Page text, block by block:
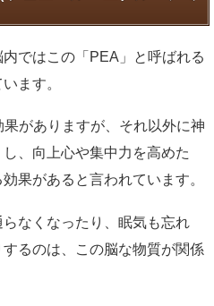
ではこの「PEA」と呼ばれる
ます。
がありますが、それ以外に神
、向上心や集中力を高めた
果があると言われています。
なくなったり、眠気も忘れ
るのは、この脳な物質が関係